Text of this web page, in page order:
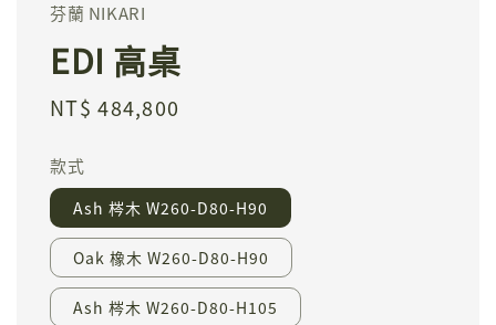
芬蘭 NIKARI
EDI 高桌
Regular
NT$ 484,800
款式
Ash 梣木 W260-D80-H90
Oak 橡木 W260-D80-H90
Ash 梣木 W260-D80-H105